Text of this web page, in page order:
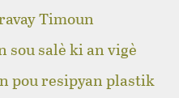
Timoun
sou salè ki an vigè
pou resipyan plastik